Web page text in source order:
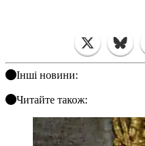
Інші новини:
Читайте також: